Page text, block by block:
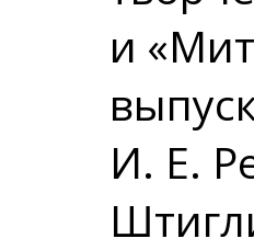
и
И. Е.